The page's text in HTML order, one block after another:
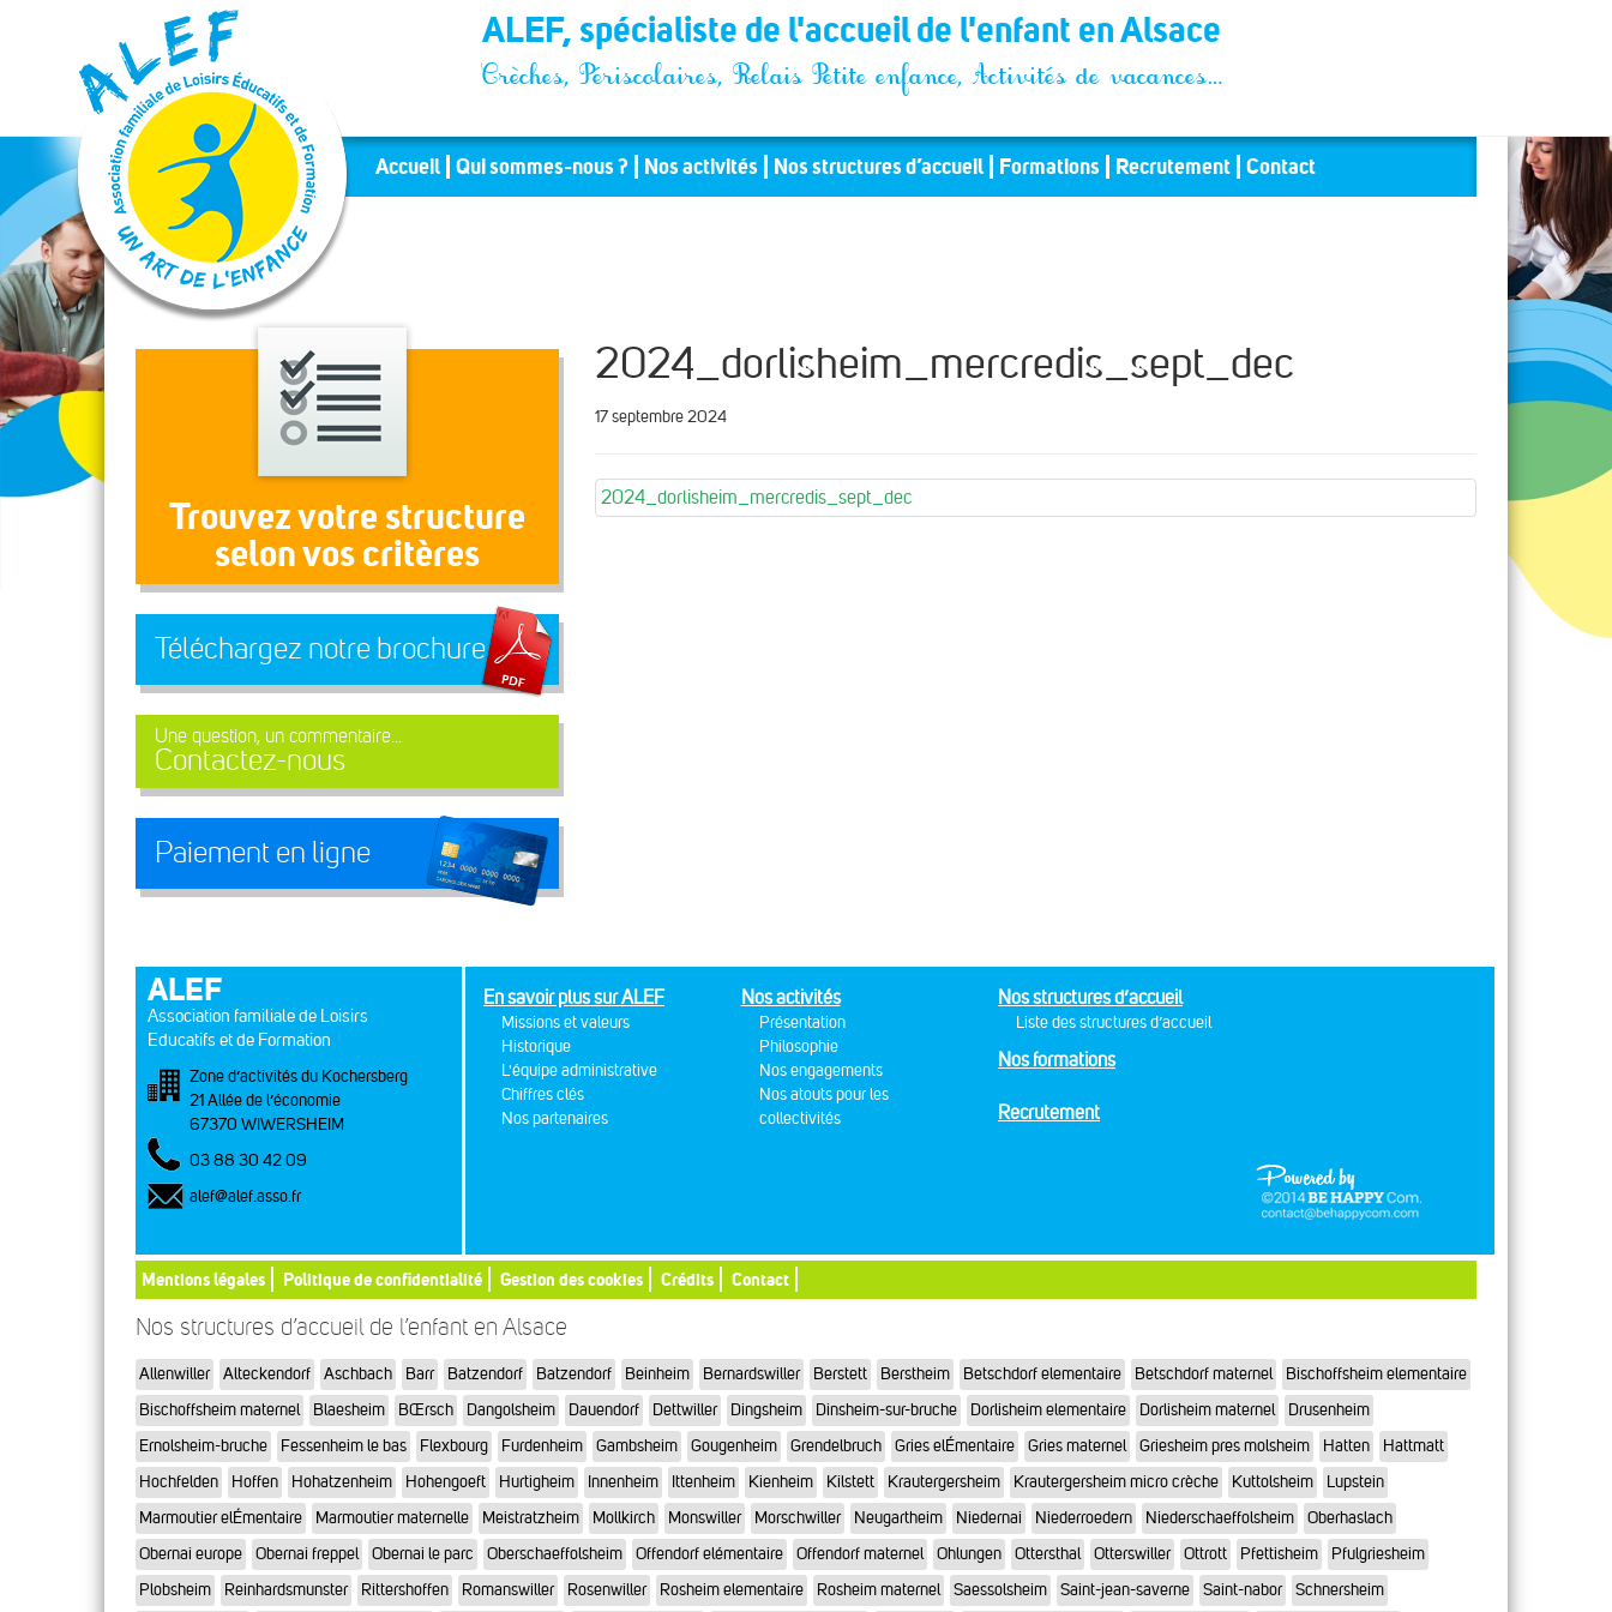
Panneau de gestion des cookies ALEF, spécialiste de l'accueil de l'enfant en Alsace
Crèches, Périscolaires, Relais Petite enfance, Activités de vacances…
Accueil Qui sommes-nous ? Nos activités Nos structures d’accueil Formations Recrutement Contact
Trouvez votre structure
selon vos critères
Téléchargez notre brochure
Une question, un commentaire...
Contactez-nous
Paiement en ligne
2024_dorlisheim_mercredis_sept_dec
17 septembre 2024
2024_dorlisheim_mercredis_sept_dec
ALEF
Association familiale de Loisirs
Educatifs et de Formation
Zone d’activités du Kochersberg
21 Allée de l’économie
67370 WIWERSHEIM
03 88 30 42 09
alef@alef.asso.fr
En savoir plus sur ALEF
Missions et valeurs
Historique
L'équipe administrative
Chiffres clés
Nos partenaires
Nos activités
Présentation
Philosophie
Nos engagements
Nos atouts pour les
collectivités
Nos structures d’accueil
Liste des structures d’accueil
Nos formations
Recrutement
Mentions légales Politique de confidentialité Gestion des cookies Crédits Contact
Nos structures d’accueil de l’enfant en Alsace
Allenwiller Alteckendorf Aschbach Barr Batzendorf Batzendorf Beinheim Bernardswiller Berstett Berstheim Betschdorf elementaire Betschdorf maternel
Bischoffsheim elementaire
Bischoffsheim maternel
Blaesheim BŒrsch Dangolsheim Dauendorf Dettwiller Dingsheim Dinsheim-sur-bruche Dorlisheim elementaire Dorlisheim maternel
Drusenheim
Ernolsheim-bruche
Fessenheim le bas Flexbourg Furdenheim Gambsheim Gougenheim Grendelbruch Gries elÉmentaire Gries maternel Griesheim pres molsheim Hatten
Hattmatt
Hochfelden
Hoffen Hohatzenheim Hohengoeft Hurtigheim Innenheim Ittenheim Kienheim Kilstett Krautergersheim Krautergersheim micro crèche Kuttolsheim
Lupstein
Marmoutier elÉmentaire
Marmoutier maternelle Meistratzheim Mollkirch Monswiller Morschwiller Neugartheim Niedernai Niederroedern Niederschaeffolsheim
Oberhaslach
Obernai europe
Obernai freppel Obernai le parc Oberschaeffolsheim Offendorf elémentaire Offendorf maternel Ohlungen Ottersthal Otterswiller Ottrott Pfettisheim
Pfulgriesheim
Plobsheim
Reinhardsmunster Rittershoffen Romanswiller Rosenwiller Rosheim elementaire Rosheim maternel Saessolsheim Saint-jean-saverne Saint-nabor Schnersheim